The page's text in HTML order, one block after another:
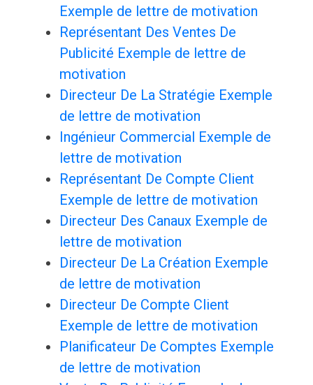
Exemple de lettre de motivation
Représentant Des Ventes De
Publicité Exemple de lettre de
motivation
Directeur De La Stratégie Exemple
de lettre de motivation
Ingénieur Commercial Exemple de
lettre de motivation
Représentant De Compte Client
Exemple de lettre de motivation
Directeur Des Canaux Exemple de
lettre de motivation
Directeur De La Création Exemple
de lettre de motivation
Directeur De Compte Client
Exemple de lettre de motivation
Planificateur De Comptes Exemple
de lettre de motivation